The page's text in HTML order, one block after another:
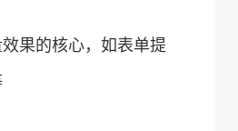
果的核心，如表单提